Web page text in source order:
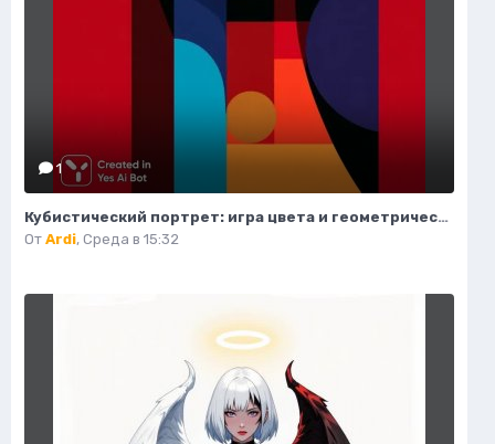
1
Кубистический портрет: игра цвета и геометрических форм. Нейросеть Midjourney
От Ardi, Среда в 15:32